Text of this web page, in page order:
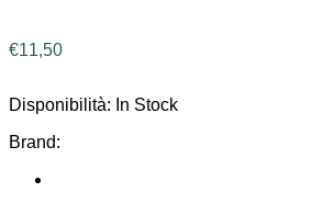
€11,50
Disponibilità: In Stock
Brand: